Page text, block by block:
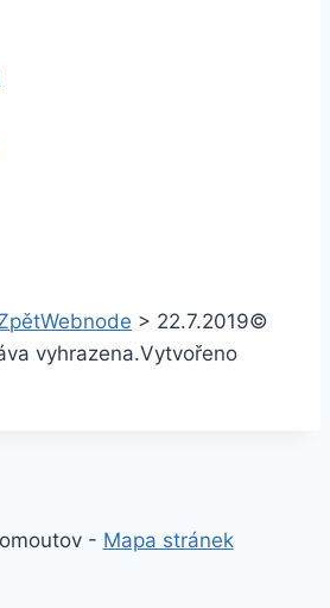
Webnode > 22.7.2019©
vyhrazena.Vytvořeno
- Mapa stránek